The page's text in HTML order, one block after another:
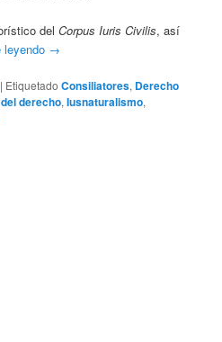
del Corpus Iuris Civilis, así
leyendo →
| Etiquetado Consiliatores, Derecho
derecho,Iusnaturalismo,